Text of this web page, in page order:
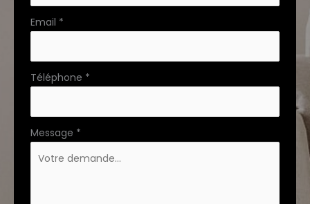
Email *
Téléphone *
Message *